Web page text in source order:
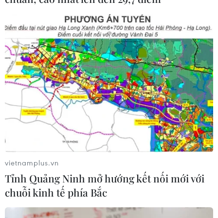
Hoàn thiện nhà ga, sẵn sàng vận hành
thử nghiệm sân bay Long Thành
Tập trung hoàn thiện nhà ga, sẵn sàng
vận hành thử nghiệm Sân bay Long Thành
Chuyển Bộ Công an điều tra nhiều vi phạm tại
Dự án sân bay Long Thành giai đoạn 1
Cục Hàng không nói về lộ trình khai thác Sân
bay Long Thành và Tân Sơn Nhất
vietnamplus.vn
Tỉnh Quảng Ninh mở hướng kết nối mới với
chuỗi kinh tế phía Bắc